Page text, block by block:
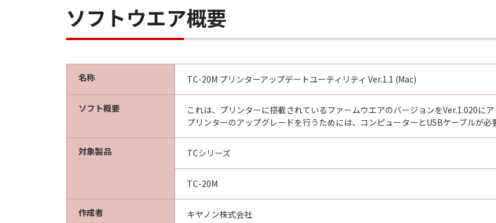
U.S. GOVERNMENT RESTRICTED RIGHTS NOTICE:
The Software is a "commercial item," as that term is defined at 48 C.F.R. 2.101 (Oct
software" and "commercial computer software documentation," as such terms are
Software with only those rights set forth herein. Manufacturer is Canon Inc./30-2,
本条において、"the Software"という語は、本契約における「本ソフトウエア」を意味す
キヤノン株式会社
ソフトウエア概要
名称 TC-20M プリンターアップデートユーティリティ Ver.1.1 (Mac)
ソフト概要
これは、プリンターに搭載されているファームウエアのバージョンをVer.1.020に
プリンターのアップグレードを行うためには、コンピューターとUSBケーブルが必
対象製品 TCシリーズ
TC-20M
作成者 キヤノン株式会社